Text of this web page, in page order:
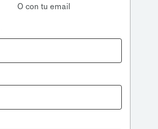
O con tu email